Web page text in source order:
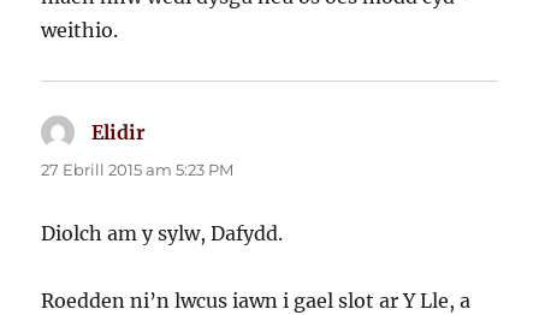
weithio.
Elidir
dweud:
27 Ebrill 2015 am 5:23 PM
Diolch am y sylw, Dafydd.
Roedden ni’n lwcus iawn i gael slot ar Y Lle, a